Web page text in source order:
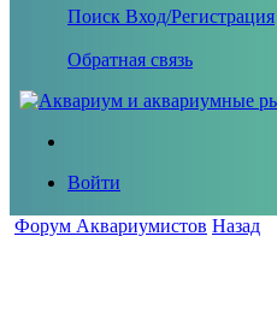
Поиск Вход/Регистрация
Обратная связь
Войти
Форум Аквариумистов Назад